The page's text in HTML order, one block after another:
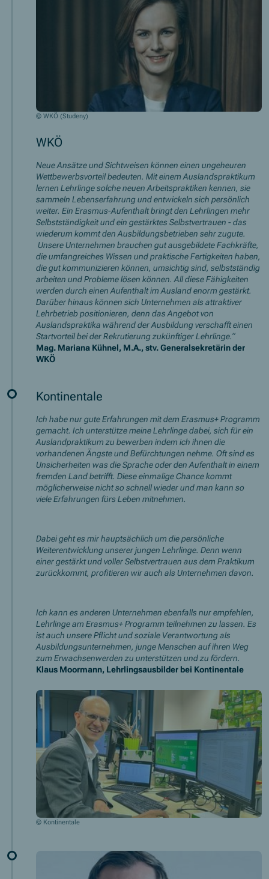
© WKÖ (Studeny)
WKÖ
Neue Ansätze und Sichtweisen können einen ungeheuren
Wettbewerbsvorteil bedeuten. Mit einem Auslandspraktikum
lernen Lehrlinge solche neuen Arbeitspraktiken kennen, sie
sammeln Lebenserfahrung und entwickeln sich persönlich
weiter. Ein Erasmus-Aufenthalt bringt den Lehrlingen mehr
Selbstständigkeit und ein gestärktes Selbstvertrauen - das
wiederum kommt den Ausbildungsbetrieben sehr zugute.
Unsere Unternehmen brauchen gut ausgebildete Fachkräfte,
die umfangreiches Wissen und praktische Fertigkeiten haben,
die gut kommunizieren können, umsichtig sind, selbstständig
arbeiten und Probleme lösen können. All diese Fähigkeiten
werden durch einen Aufenthalt im Ausland enorm gestärkt.
Darüber hinaus können sich Unternehmen als attraktiver
Lehrbetrieb positionieren, denn das Angebot von
Auslandspraktika während der Ausbildung verschafft einen
Startvorteil bei der Rekrutierung zukünftiger Lehrlinge.“
Mag. Mariana Kühnel, M.A., stv. Generalsekretärin der
WKÖ
© Kontinentale
Kontinentale
Ich habe nur gute Erfahrungen mit dem Erasmus+ Programm
gemacht. Ich unterstütze meine Lehrlinge dabei, sich für ein
Auslandpraktikum zu bewerben indem ich ihnen die
vorhandenen Ängste und Befürchtungen nehme. Oft sind es
Unsicherheiten was die Sprache oder den Aufenthalt in einem
fremden Land betrifft. Diese einmalige Chance kommt
möglicherweise nicht so schnell wieder und man kann so
viele Erfahrungen fürs Leben mitnehmen.
Dabei geht es mir hauptsächlich um die persönliche
Weiterentwicklung unserer jungen Lehrlinge. Denn wenn
einer gestärkt und voller Selbstvertrauen aus dem Praktikum
zurückkommt, profitieren wir auch als Unternehmen davon.
Ich kann es anderen Unternehmen ebenfalls nur empfehlen,
Lehrlinge am Erasmus+ Programm teilnehmen zu lassen. Es
ist auch unsere Pflicht und soziale Verantwortung als
Ausbildungsunternehmen, junge Menschen auf ihren Weg
zum Erwachsenwerden zu unterstützen und zu fördern.
Klaus Moormann, Lehrlingsausbilder bei Kontinentale